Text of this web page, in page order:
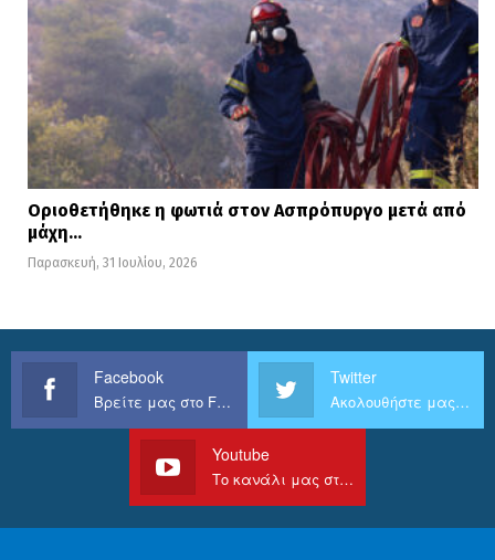
Οριοθετήθηκε η φωτιά στον Ασπρόπυργο μετά από
μάχη…
Παρασκευή, 31 Ιουλίου, 2026
Facebook
Βρείτε μας στο Facebook
Twitter
Ακολουθήστε μας στο Twitter
Youtube
Το κανάλι μας στο Youtube